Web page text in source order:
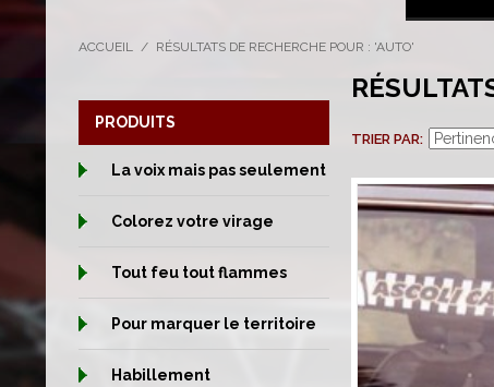
ACCUEIL / RÉSULTATS DE RECHERCHE POUR : 'AUTO'
TRIER PAR
PRODUITS
La voix mais pas seulement
Colorez votre virage
Tout feu tout flammes
Pour marquer le territoire
Habillement